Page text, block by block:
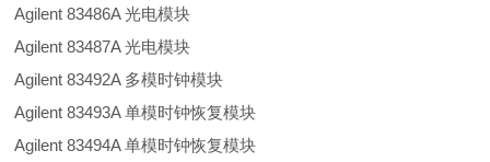
Agilent 83486A 光电模块
Agilent 83487A 光电模块
Agilent 83492A 多模时钟模块
Agilent 83493A 单模时钟恢复模块
Agilent 83494A 单模时钟恢复模块